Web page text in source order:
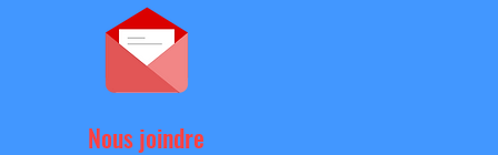
Nous joindre